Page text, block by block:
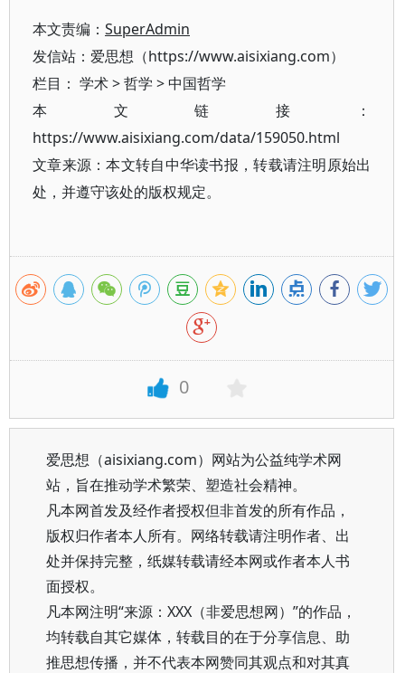
本文责编： SuperAdmin
发信站：爱思想（https://www.aisixiang.com）
栏目： 学术>哲学 >中国哲学
本文链接：
https://www.aisixiang.com/data/159050.html
文章来源：本文转自中华读书报，转载请注明原始出
处，并遵守该处的版权规定。
0
爱思想（aisixiang.com）网站为公益纯学术网
站，旨在推动学术繁荣、塑造社会精神。
凡本网首发及经作者授权但非首发的所有作品，
版权归作者本人所有。网络转载请注明作者、出
处并保持完整，纸媒转载请经本网或作者本人书
面授权。
凡本网注明“来源：XXX（非爱思想网）”的作品，
均转载自其它媒体，转载目的在于分享信息、助
推思想传播，并不代表本网赞同其观点和对其真